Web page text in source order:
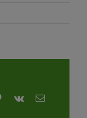
Pinterest
Vk
E-